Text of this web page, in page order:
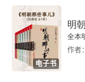
电子书
明
全本
作者